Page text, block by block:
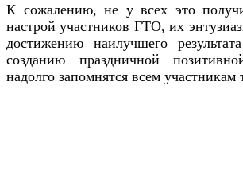
К сожалению, не у всех это
настрой участников ГТО, их
достижению наилучшего
созданию праздничной
надолго запомнятся всем участникам